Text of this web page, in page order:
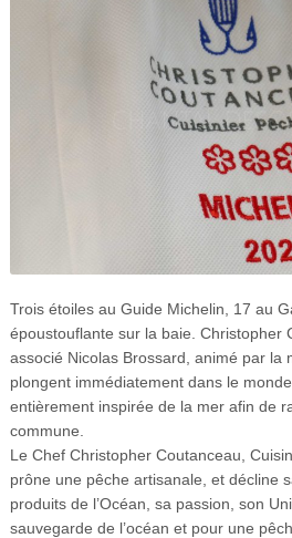
Trois étoiles au Guide Michelin, 17 au
époustouflante sur la baie. Christopher
associé Nicolas Brossard, animé par la
plongent immédiatement dans le
entièrement inspirée de la mer afin de
commune.
Le Chef Christopher Coutanceau,
prône une pêche artisanale, et décline
produits de l’Océan, sa passion, son
sauvegarde de l’océan et pour une